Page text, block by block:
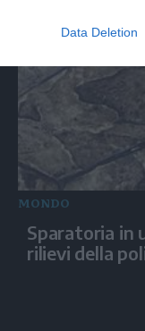
Data Deletion
MONDO
Sparatoria in
rilievi della